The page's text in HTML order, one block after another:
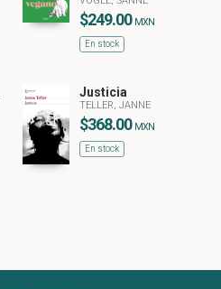
$249.00 MXN
En stock
Justicia
TELLER, JANNE
$368.00 MXN
En stock